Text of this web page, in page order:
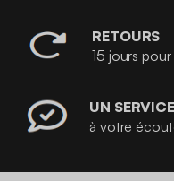
RETOURS
15 jours pour
UN
à votre